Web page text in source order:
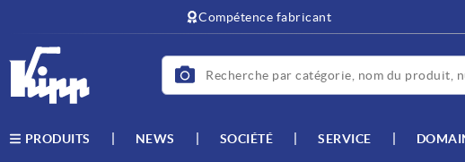
Compétence fabricant
PRODUITS NEWS SOCIÉTÉ SERVICE